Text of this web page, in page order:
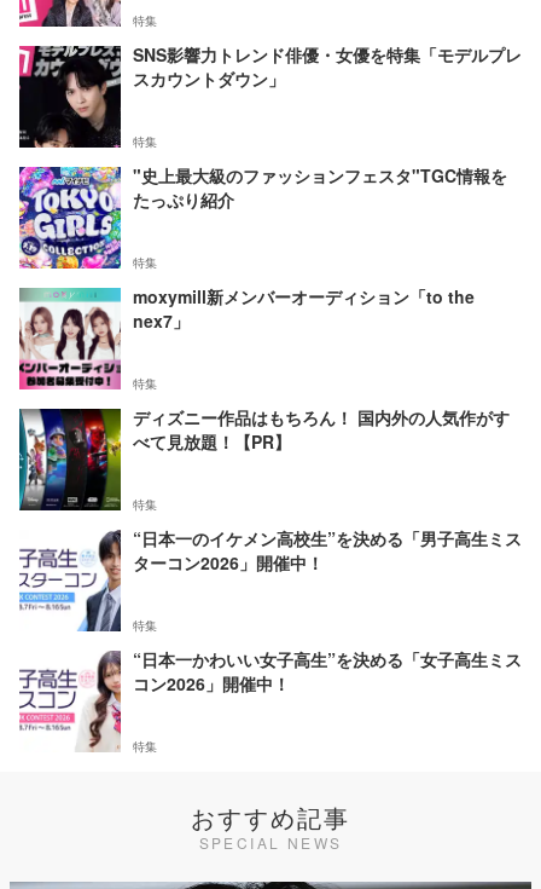
特集
SNS影響力トレンド俳優・女優を特集「モデルプレ
スカウントダウン」
特集
"史上最大級のファッションフェスタ"TGC情報を
たっぷり紹介
特集
moxymill新メンバーオーディション「to the
nex7」
特集
ディズニー作品はもちろん！ 国内外の人気作がす
べて見放題！【PR】
特集
“日本一のイケメン高校生”を決める「男子高生ミス
ターコン2026」開催中！
特集
“日本一かわいい女子高生”を決める「女子高生ミス
コン2026」開催中！
特集
おすすめ記事
SPECIAL NEWS